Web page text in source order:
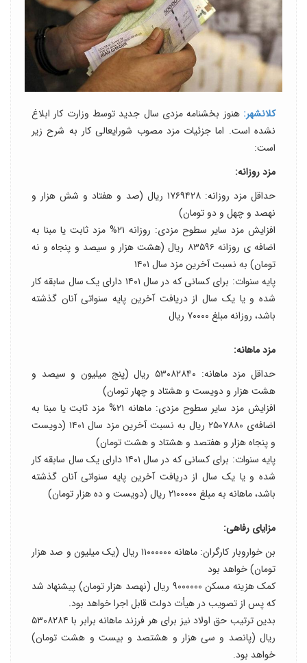
کلانشهر: هنوز بخشنامه مزدی سال جدید توسط وزارت کار ابلاغ
نشده است. اما جزئیات مزد مصوب شورایعالی کار به شرح زیر
است:
مزد روزانه:
حداقل مزد روزانه: ۱۷۶۹۴۲۸ ریال (صد و هفتاد و شش هزار و
نهصد و چهل و دو تومان)
افزایش مزد سایر سطوح مزدی: روزانه ۲۱% مزد ثابت یا مبنا به
اضافه ی روزانه ۸۳۵۹۶ ریال (هشت هزار و سیصد و پنجاه و نه
تومان) به نسبت آخرین مزد سال ۱۴۰۱
پایه سنوات: برای کسانی که در سال ۱۴۰۱ دارای یک سال سابقه کار
شده و یا یک سال از دریافت آخرین پایه سنواتی آنان گذشته
باشد، روزانه مبلغ ۷۰۰۰۰ ریال
مزد ماهانه:
حداقل مزد ماهانه: ۵۳۰۸۲۸۴۰ ریال (پنج میلیون و سیصد و
هشت هزار و دویست و هشتاد و چهار تومان)
افزایش مزد سایر سطوح مزدی: ماهانه ۲۱% مزد ثابت یا مبنا به
اضافه‌ی ۲۵۰۷۸۸۰ ریال به نسبت آخرین مزد سال ۱۴۰۱ (دویست
و پنجاه هزار و هفتصد و هشتاد و هشت تومان)
پایه سنوات: برای کسانی که در سال ۱۴۰۱ دارای یک سال سابقه کار
شده و یا یک سال از دریافت آخرین پایه سنواتی آنان گذشته
باشد، ماهانه به مبلغ ۲۱۰۰۰۰۰ ریال (دویست و ده هزار تومان)
مزایای رفاهی:
بن خواروبار کارگران: ماهانه ۱۱۰۰۰۰۰۰ ریال (یک میلیون و صد هزار
تومان) خواهد بود
کمک هزینه مسکن ۹۰۰۰۰۰۰ ریال (نهصد هزار تومان) پیشنهاد شد
که پس از تصویب در هیأت دولت قابل اجرا خواهد بود.
بدین ترتیب حق اولاد نیز برای هر فرزند ماهانه برابر با ۵۳۰۸۲۸۴
ریال (پانصد و سی هزار و هشتصد و بیست و هشت تومان)
خواهد بود.